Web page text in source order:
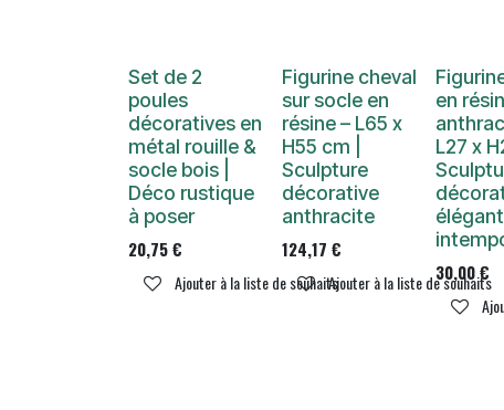
Set de 2
poules
décoratives en
métal rouille &
socle bois |
Déco rustique
à poser
20,75€
Ajouter à la liste de souhaits
Figurine cheval
sur socle en
résine – L65 x
H55 cm |
Sculpture
décorative
anthracite
124,17 €
Ajouter à la liste de souhaits
en
L27 x
30,00€